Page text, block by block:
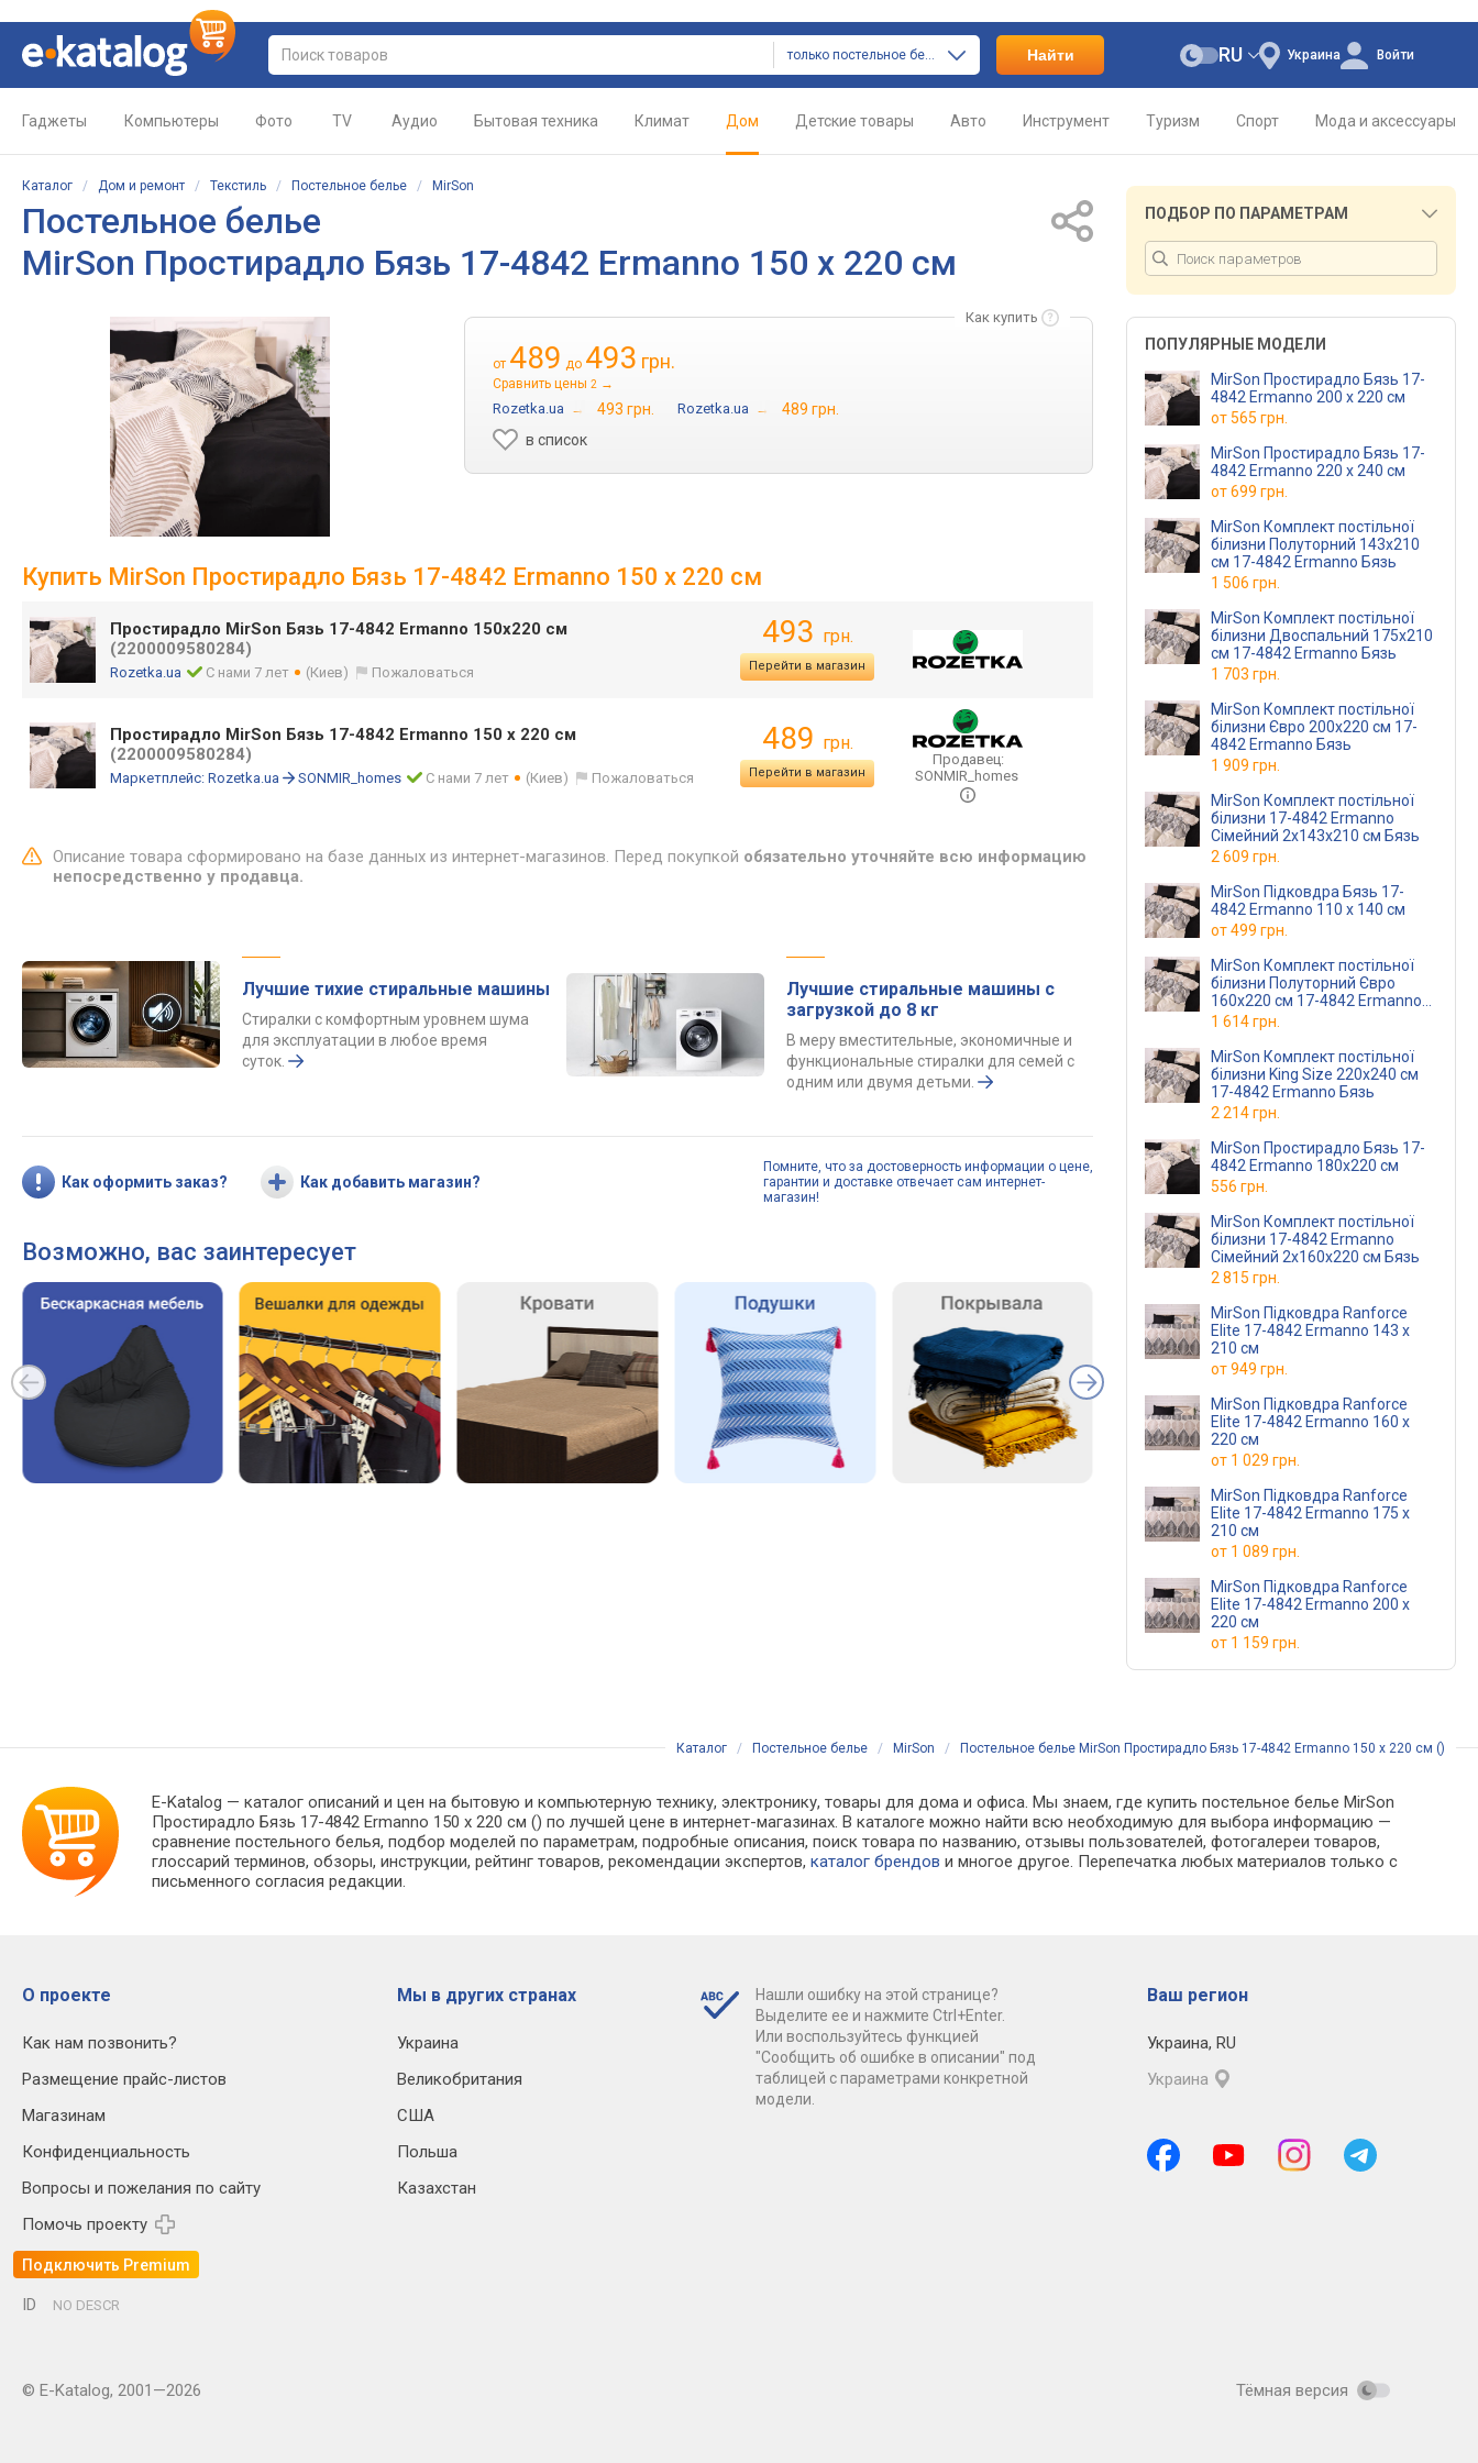
только постельное белье Найти Украина
RU Войти
Гаджеты Компьютеры Фото TV Аудио Бытовая техника Климат Дом Детские товары Авто Инструмент Туризм Спорт Мода и аксессуары
Каталог / Дом и ремонт / Текстиль / Постельное белье / MirSon
Постельное белье
MirSon Простирадло Бязь 17-4842 Ermanno 150 х 220 см
Как купить
от 489 до 493 грн.
Сравнить цены 2 →
Rozetka.ua → 493 грн. Rozetka.ua →
489 грн.
в список
Купить MirSon Простирадло Бязь 17-4842 Ermanno 150 х 220 см
Простирадло MirSon Бязь 17-4842 Ermanno 150х220 см
(2200009580284)
Rozetka.ua С нами 7 лет (Киев) Пожаловаться
493 грн.
Перейти в магазин
Простирадло MirSon Бязь 17-4842 Ermanno 150 х 220 см
(2200009580284)
Маркетплейс: Rozetka.ua SONMIR_homes С нами 7 лет (Киев) Пожаловаться
489 грн.
Перейти в магазин
Продавец:
SONMIR_homes
Описание товара сформировано на базе данных из интернет-магазинов. Перед покупкой обязательно уточняйте всю информацию
непосредственно у продавца.
Лучшие тихие стиральные машины
Стиралки с комфортным уровнем шума
для эксплуатации в любое время
суток.
Лучшие стиральные машины с
загрузкой до 8 кг
В меру вместительные, экономичные и
функциональные стиралки для семей с
одним или двумя детьми.
Как оформить заказ? Как добавить магазин?
Помните, что за достоверность информации о цене,
гарантии и доставке отвечает сам интернет-
магазин!
Возможно, вас заинтересует
ПОДБОР ПО ПАРАМЕТРАМ
ПОПУЛЯРНЫЕ МОДЕЛИ
MirSon Простирадло Бязь 17-
4842 Ermanno 200 х 220 см
от565 грн.
MirSon Простирадло Бязь 17-
4842 Ermanno 220 х 240 см
от699 грн.
MirSon Комплект постільної
білизни Полуторний 143х210
см 17-4842 Ermanno Бязь
1 506 грн.
MirSon Комплект постільної
білизни Двоспальний 175х210
см 17-4842 Ermanno Бязь
1 703 грн.
MirSon Комплект постільної
білизни Євро 200х220 см 17-
4842 Ermanno Бязь
1 909 грн.
MirSon Комплект постільної
білизни 17-4842 Ermanno
Сімейний 2x143x210 см Бязь
2 609 грн.
MirSon Підковдра Бязь 17-
4842 Ermanno 110 x 140 см
от499 грн.
MirSon Комплект постільної
білизни Полуторний Євро
160х220 см 17-4842 Ermanno
Бязь
1 614 грн.
MirSon Комплект постільної
білизни King Size 220х240 см
17-4842 Ermanno Бязь
2 214 грн.
MirSon Простирадло Бязь 17-
4842 Ermanno 180x220 см
556 грн.
MirSon Комплект постільної
білизни 17-4842 Ermanno
Сімейний 2x160x220 см Бязь
2 815 грн.
MirSon Підковдра Ranforce
Elite 17-4842 Ermanno 143 x
210 см
от949 грн.
MirSon Підковдра Ranforce
Elite 17-4842 Ermanno 160 x
220 см
от 1 029 грн.
MirSon Підковдра Ranforce
Elite 17-4842 Ermanno 175 x
210 см
от 1 089 грн.
MirSon Підковдра Ranforce
Elite 17-4842 Ermanno 200 x
220 см
от 1 159 грн.
Каталог / Постельное белье / MirSon / Постельное белье MirSon Простирадло Бязь 17-4842 Ermanno 150 х 220 см ()
E-Katalog — каталог описаний и цен на бытовую и компьютерную технику, электронику, товары для дома и офиса. Мы знаем, где купить постельное белье MirSon
Простирадло Бязь 17-4842 Ermanno 150 х 220 см () по лучшей цене в интернет-магазинах. В каталоге можно найти всю необходимую для выбора информацию —
сравнение постельного белья, подбор моделей по параметрам, подробные описания, поиск товара по названию, отзывы пользователей, фотогалереи товаров,
глоссарий терминов, обзоры, инструкции, рейтинг товаров, рекомендации экспертов,каталог брендов и многое другое. Перепечатка любых материалов только с
письменного согласия редакции.
О проекте
Как нам позвонить?
Размещение прайс-листов
Магазинам
Конфиденциальность
Вопросы и пожелания по сайту
Помочь проекту
Подключить Premium
Мы в других странах
Украина
Великобритания
США
Польша
Казахстан
Нашли ошибку на этой странице?
Выделите ее и нажмите Ctrl+Enter.
Или воспользуйтесь функцией
"Сообщить об ошибке в описании" под
таблицей с параметрами конкретной
модели.
Ваш регион
Украина, RU
Украина
ID NO DESCR
© E-Katalog, 2001—2026 Тёмная версия